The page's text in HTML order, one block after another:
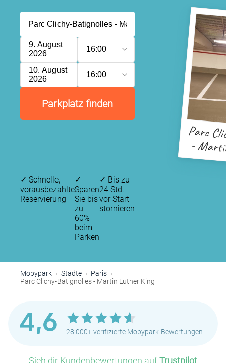
9. August
2026
16:00
10. August
2026
16:00
Parkplatz finden
Parc
-
✓ Schnelle,
vorausbezahlte
Reservierung
✓
Sparen
Sie bis
zu
60%
beim
Parken
✓ Bis zu
24 Std.
vor Start
stornieren
Mobypark Städte
Paris
Parc Clichy-Batignolles - Martin Luther King
4,6 28.000+ verifizierte Mobypark-Bewertungen
Sieh dir Kundenbewertungen aufTrustpilot